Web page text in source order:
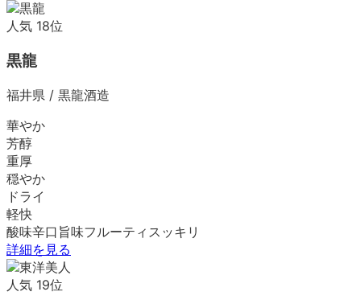
人気 18位
黒龍
福井県 / 黒龍酒造
華やか
芳醇
重厚
穏やか
ドライ
軽快
酸味辛口 旨味フルーティ スッキリ
詳細を見る
人気 19位